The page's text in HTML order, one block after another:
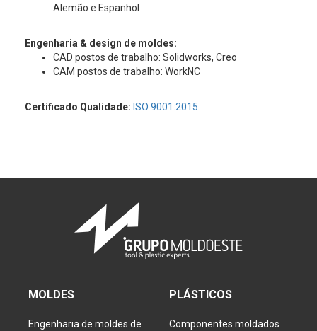
Alemão e Espanhol
Engenharia & design de moldes:
CAD postos de trabalho: Solidworks, Creo
CAM postos de trabalho: WorkNC
Certificado Qualidade: ISO 9001:2015
MOLDES
Engenharia de moldes de
PLÁSTICOS
Componentes moldados